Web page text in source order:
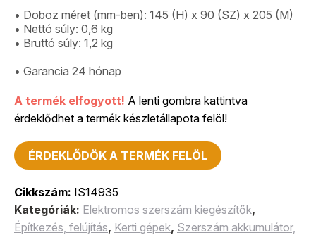
• Doboz méret (mm-ben): 145 (H) x 90 (SZ) x 205 (M)
• Nettó súly: 0,6 kg
• Bruttó súly: 1,2 kg
• Garancia 24 hónap
A termék elfogyott! A lenti gombra kattintva
érdeklődhet a termék készletállapota felöl!
ÉRDEKLŐDÖK A TERMÉK FELÖL
Cikkszám: IS14935
Kategóriák: Elektromos szerszám kiegészítők,
Építkezés, felújítás, Kerti gépek, Szerszám akkumulátor,